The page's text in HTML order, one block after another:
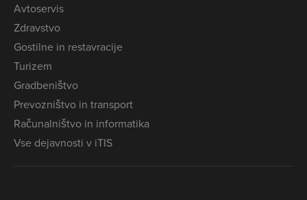
Avtoservis
Zdravstvo
Gostilne in restavracije
Turizem
Gradbeništvo
Prevozništvo in transport
Računalništvo in informatika
Vse dejavnosti v iTIS